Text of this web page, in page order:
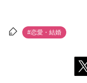
#恋愛・結婚